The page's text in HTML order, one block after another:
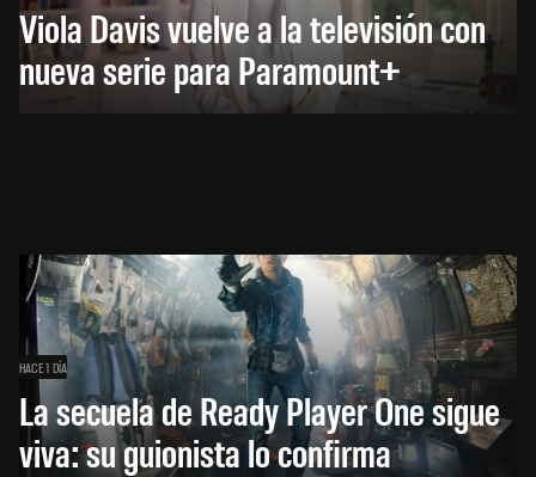
Viola Davis vuelve a la televisión con
nueva serie para Paramount+
HACE 1 DÍA
La secuela de Ready Player One sigue
viva: su guionista lo confirma